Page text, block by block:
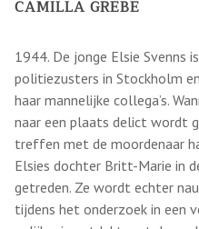
CAMILLA GREBE
1944. De jonge Elsie Svenns
politiezusters in Stockholm
haar mannelijke collega’s.
naar een plaats delict wordt
treffen met de moordenaar
Elsies dochter Britt-Marie in
getreden. Ze wordt echter
tijdens het onderzoek in een